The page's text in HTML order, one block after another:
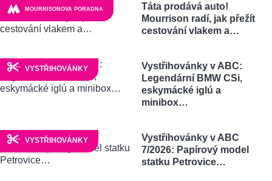
MOURRISONOVA PORADNA
Táta prodává auto!
Mourrison radí, jak přežít
cestování vlakem a…
VYSTŘIHOVÁNKY
Vystřihovánky v ABC:
Legendární BMW CSi,
eskymácké iglú a
minibox…
VYSTŘIHOVÁNKY
Vystřihovánky v ABC
7/2026: Papírový model
statku Petrovice…